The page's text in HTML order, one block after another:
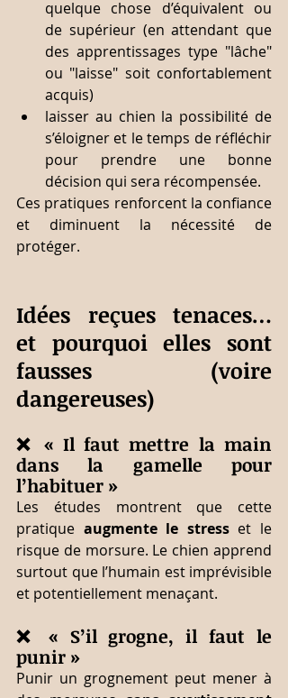
quelque chose d’équivalent ou
de supérieur (en attendant que
des apprentissages type "lâche"
ou "laisse" soit confortablement
acquis)
laisser au chien la possibilité de
s’éloigner et le temps de réfléchir
pour prendre une bonne
décision qui sera récompensée.
Ces pratiques renforcent la confiance
et diminuent la nécessité de
protéger.
Idées reçues tenaces…
et pourquoi elles sont
fausses (voire
dangereuses)
❌ « Il faut mettre la main
dans la gamelle pour
l’habituer »
Les études montrent que cette
pratique augmente le stress et le
risque de morsure. Le chien apprend
surtout que l’humain est imprévisible
et potentiellement menaçant.
❌ « S’il grogne, il faut le
punir »
Punir un grognement peut mener à